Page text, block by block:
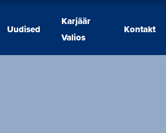
Uudised
Karjäär
Valios
Kontakt
Uudised
Karjäär
Valios
Kontakt
Valio Eesti AS